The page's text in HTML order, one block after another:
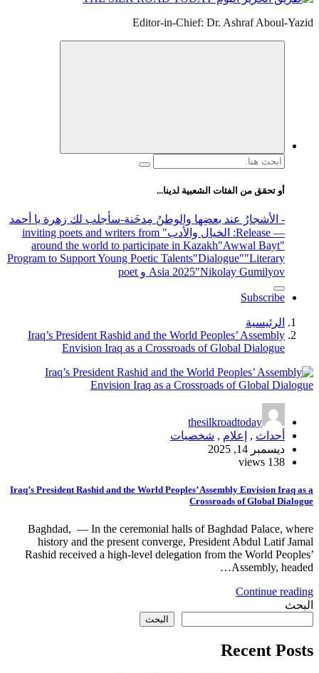
Editor-in-Chief: Dr. Ashraf Aboul-Yazid
البحث
أو تحقق من الفئات الشعبية لدينا...
- الأشجارُ عند بعضِها والوطنُ مِدخَنة-سأجلب لك زهرة يا أحمد
— Release
: الخيال والأدب
" inviting poets and writers from
around the world to participate in Kazakh"Awwal Bayt"
Program to Support Young Poetic Talents"Dialogue""Literary
Asia 2025"Nikolay Gumilyov و poet
Subscribe
الرئيسية
Iraq’s President Rashid and the World Peoples’ Assembly
Envision Iraq as a Crossroads of Global Dialogue
thesilkroadtoday
أحداث , إعلام , شخصيات
ديسمبر 14, 2025
138 views
Iraq’s President Rashid and the World Peoples’ Assembly Envision Iraq as a
Crossroads of Global Dialogue
Baghdad, — In the ceremonial halls of Baghdad Palace, where
history and the present converge, President Abdul Latif Jamal
Rashid received a high-level delegation from the World Peoples’
Assembly, headed…
Continue reading
البحث
البحث
Recent Posts